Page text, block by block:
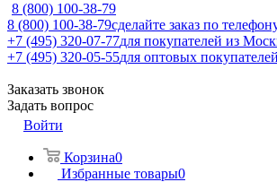
8 (800) 100-38-79
8 (800) 100-38-79сделайте заказ по
+7 (495) 320-07-77для покупателей из
+7 (495) 320-05-55для оптовых покупателей
Заказать звонок
Задать вопрос
Войти
Корзина0
Избранные товары0